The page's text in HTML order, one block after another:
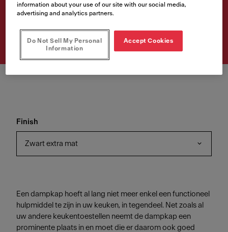
Finish
Zwart extra mat
Een dampkap hoeft al lang niet meer enkel een functioneel
hulpmiddel te zijn in uw keuken, in tegendeel. Net zoals al
uw andere keukentoestellen neemt de dampkap een
prominente plaats in en moet die er daarom ook goed
information about your use of our site with our social media,
advertising and analytics partners.
Do Not Sell My Personal
Information
Accept Cookies